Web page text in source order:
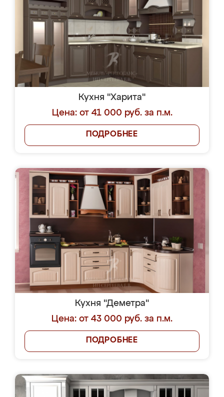
Кухня "Харита"
Цена: от 41 000 руб. за п.м.
ПОДРОБНЕЕ
Кухня "Деметра"
Цена: от 43 000 руб. за п.м.
ПОДРОБНЕЕ